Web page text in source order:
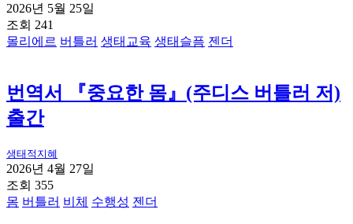
2026년 5월 25일
조회 241
몰리에르 버틀러 생태교육 생태슬픔 젠더
번역서 『중요한 몸』(주디스 버틀러 저)
출간
생태적지혜
2026년 4월 27일
조회 355
몸 버틀러 비체 수행성 젠더